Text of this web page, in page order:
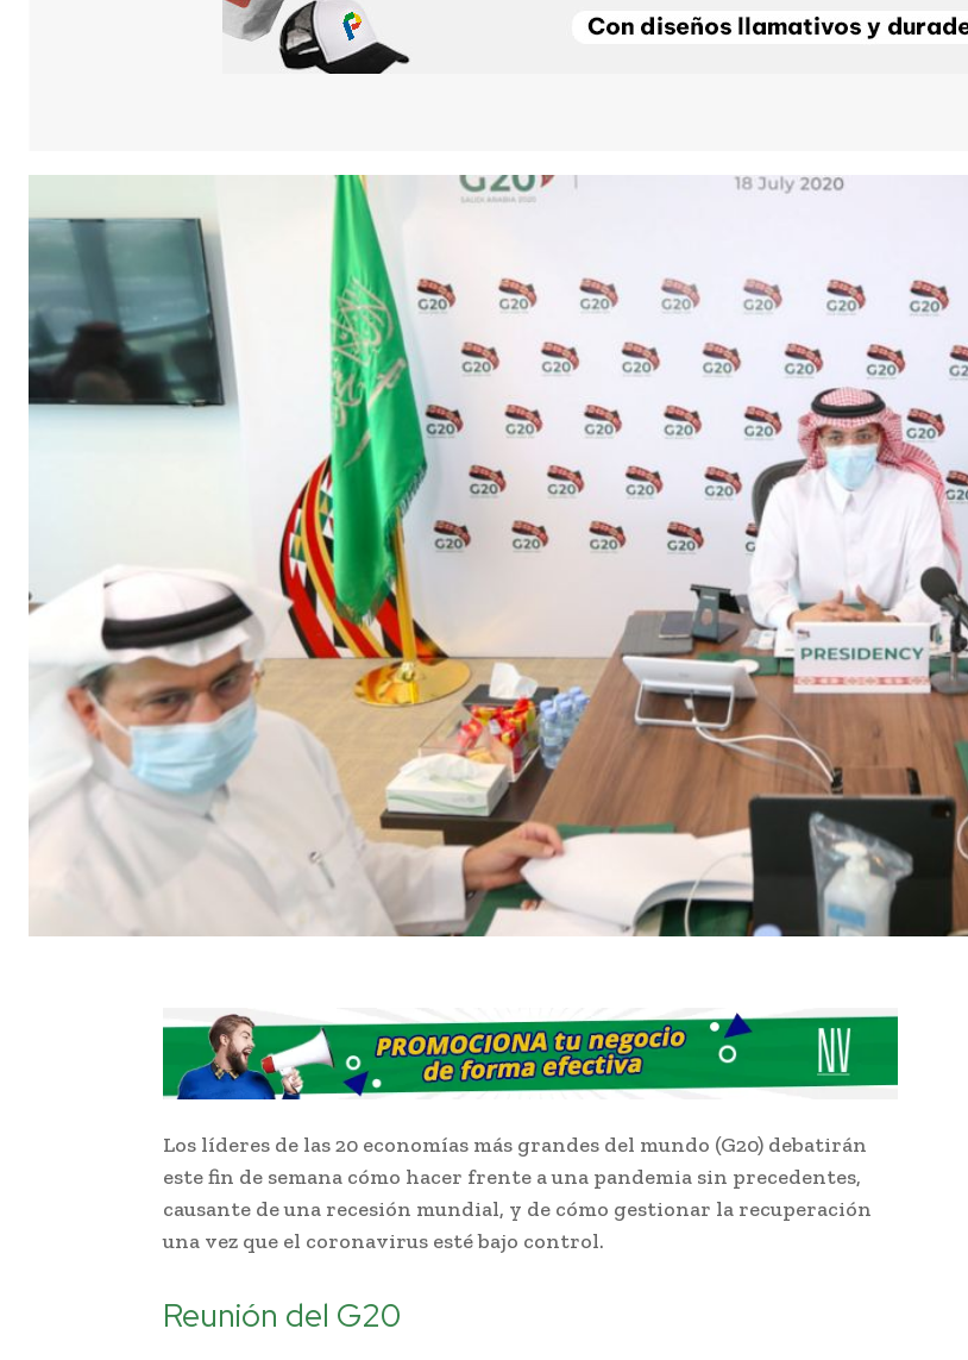
Los líderes de las 20 economías más grandes del mundo (G20) debatirán
este fin de semana cómo hacer frente a una pandemia sin precedentes,
causante de una recesión mundial, y de cómo gestionar la recuperación
una vez que el coronavirus esté bajo control.
Reunión del G20